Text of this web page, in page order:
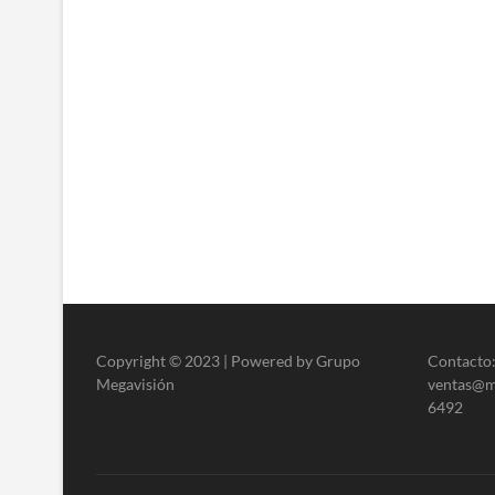
Copyright © 2023 | Powered by Grupo
Megavisión
6492